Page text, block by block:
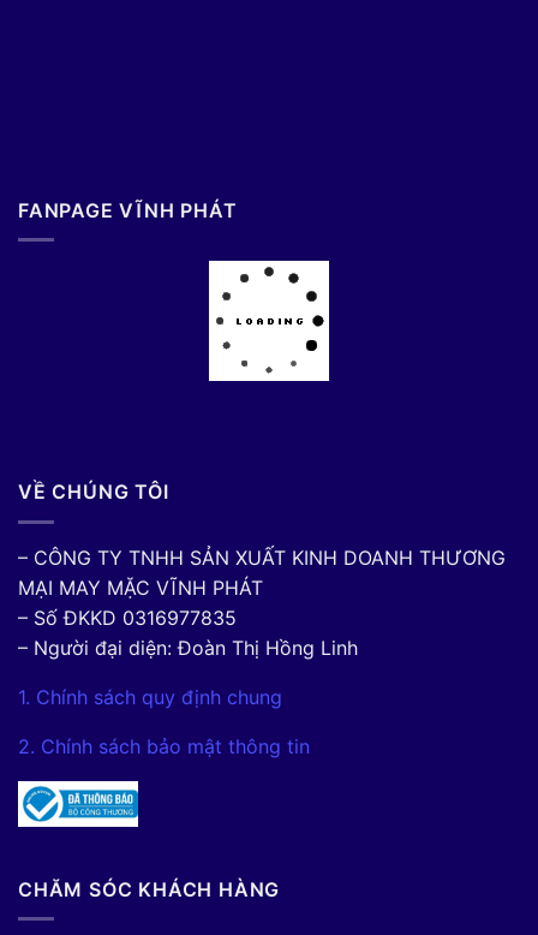
FANPAGE VĨNH PHÁT
VỀ CHÚNG TÔI
– CÔNG TY TNHH SẢN XUẤT KINH DOANH THƯƠNG
MẠI MAY MẶC VĨNH PHÁT
– Số ĐKKD 0316977835
– Người đại diện: Đoàn Thị Hồng Linh
1. Chính sách quy định chung
2. Chính sách bảo mật thông tin
CHĂM SÓC KHÁCH HÀNG